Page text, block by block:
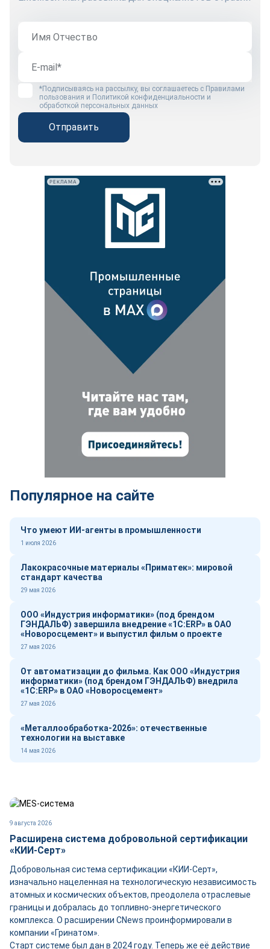
*Подписываясь на рассылку, вы соглашаетесь с Правилами
пользования и Политикой конфиденциальности и
обработкой персональных данных
Отправить
РЕКЛАМА
Популярное на сайте
Что умеют ИИ-агенты в промышленности
1 июля 2026
Лакокрасочные материалы «Приматек»: мировой
стандарт качества
29 мая 2026
ООО «Индустрия информатики» (под брендом
ГЭНДАЛЬФ) завершила внедрение «1С:ERP» в ОАО
«Новоросцемент» и выпустил фильм о проекте
27 мая 2026
От автоматизации до фильма. Как ООО «Индустрия
информатики» (под брендом ГЭНДАЛЬФ) внедрила
«1С:ERP» в ОАО «Новоросцемент»
27 мая 2026
«Металлообработка-2026»: отечественные
технологии на выставке
14 мая 2026
9 августа 2026
Расширена система добровольной сертификации
«КИИ-Серт»
Добровольная система сертификации «КИИ-Серт»,
изначально нацеленная на технологическую независимость
атомных и космических объектов, преодолела отраслевые
границы и добралась до топливно-энергетического
комплекса. О расширении CNews проинформировали в
компании «Гринатом».
Старт системе был дан в 2024 году. Теперь же её действие